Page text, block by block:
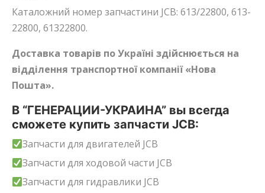
Каталожний номер запчастини JCB: 613/22800, 613-
22800, 61322800.
Доставка товарів по Україні здійснюється на
відділення транспортної компанії «Нова
Пошта».
В “ГЕНЕРАЦИИ-УКРАИНА” вы всегда
сможете купить запчасти JCB:
Запчасти для двигателей JCB
Запчасти для ходовой части JCB
Запчасти для гидравлики JCB